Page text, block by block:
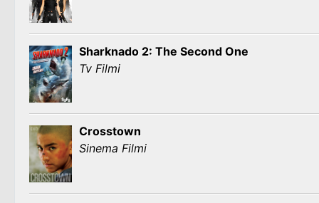
Sharknado 2: The Second One
Tv Filmi
Crosstown
Sinema Filmi